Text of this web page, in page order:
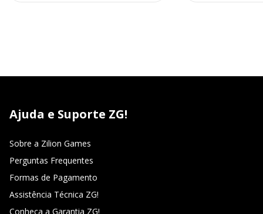
Ajuda e Suporte ZG!
Sobre a Zilion Games
Perguntas Frequentes
Formas de Pagamento
Assistência Técnica ZG!
Conheça a Garantia ZG!